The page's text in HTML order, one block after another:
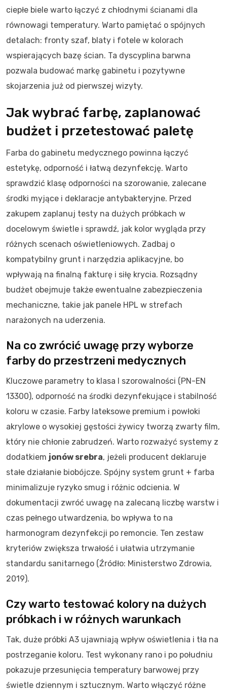
ciepłe biele warto łączyć z chłodnymi ścianami dla
równowagi temperatury. Warto pamiętać o spójnych
detalach: fronty szaf, blaty i fotele w kolorach
wspierających bazę ścian. Ta dyscyplina barwna
pozwala budować markę gabinetu i pozytywne
skojarzenia już od pierwszej wizyty.
Jak wybrać farbę, zaplanować
budżet i przetestować paletę
Farba do gabinetu medycznego powinna łączyć
estetykę, odporność i łatwą dezynfekcję. Warto
sprawdzić klasę odporności na szorowanie, zalecane
środki myjące i deklaracje antybakteryjne. Przed
zakupem zaplanuj testy na dużych próbkach w
docelowym świetle i sprawdź, jak kolor wygląda przy
różnych scenach oświetleniowych. Zadbaj o
kompatybilny grunt i narzędzia aplikacyjne, bo
wpływają na finalną fakturę i siłę krycia. Rozsądny
budżet obejmuje także ewentualne zabezpieczenia
mechaniczne, takie jak panele HPL w strefach
narażonych na uderzenia.
Na co zwrócić uwagę przy wyborze
farby do przestrzeni medycznych
Kluczowe parametry to klasa I szorowalności (PN-EN
13300), odporność na środki dezynfekujące i stabilność
koloru w czasie. Farby lateksowe premium i powłoki
akrylowe o wysokiej gęstości żywicy tworzą zwarty film,
który nie chłonie zabrudzeń. Warto rozważyć systemy z
dodatkiem jonów srebra, jeżeli producent deklaruje
stałe działanie biobójcze. Spójny system grunt + farba
minimalizuje ryzyko smug i różnic odcienia. W
dokumentacji zwróć uwagę na zalecaną liczbę warstw i
czas pełnego utwardzenia, bo wpływa to na
harmonogram dezynfekcji po remoncie. Ten zestaw
kryteriów zwiększa trwałość i ułatwia utrzymanie
standardu sanitarnego (Źródło: Ministerstwo Zdrowia,
2019).
Czy warto testować kolory na dużych
próbkach i w różnych warunkach
Tak, duże próbki A3 ujawniają wpływ oświetlenia i tła na
postrzeganie koloru. Test wykonany rano i po południu
pokazuje przesunięcia temperatury barwowej przy
świetle dziennym i sztucznym. Warto włączyć różne